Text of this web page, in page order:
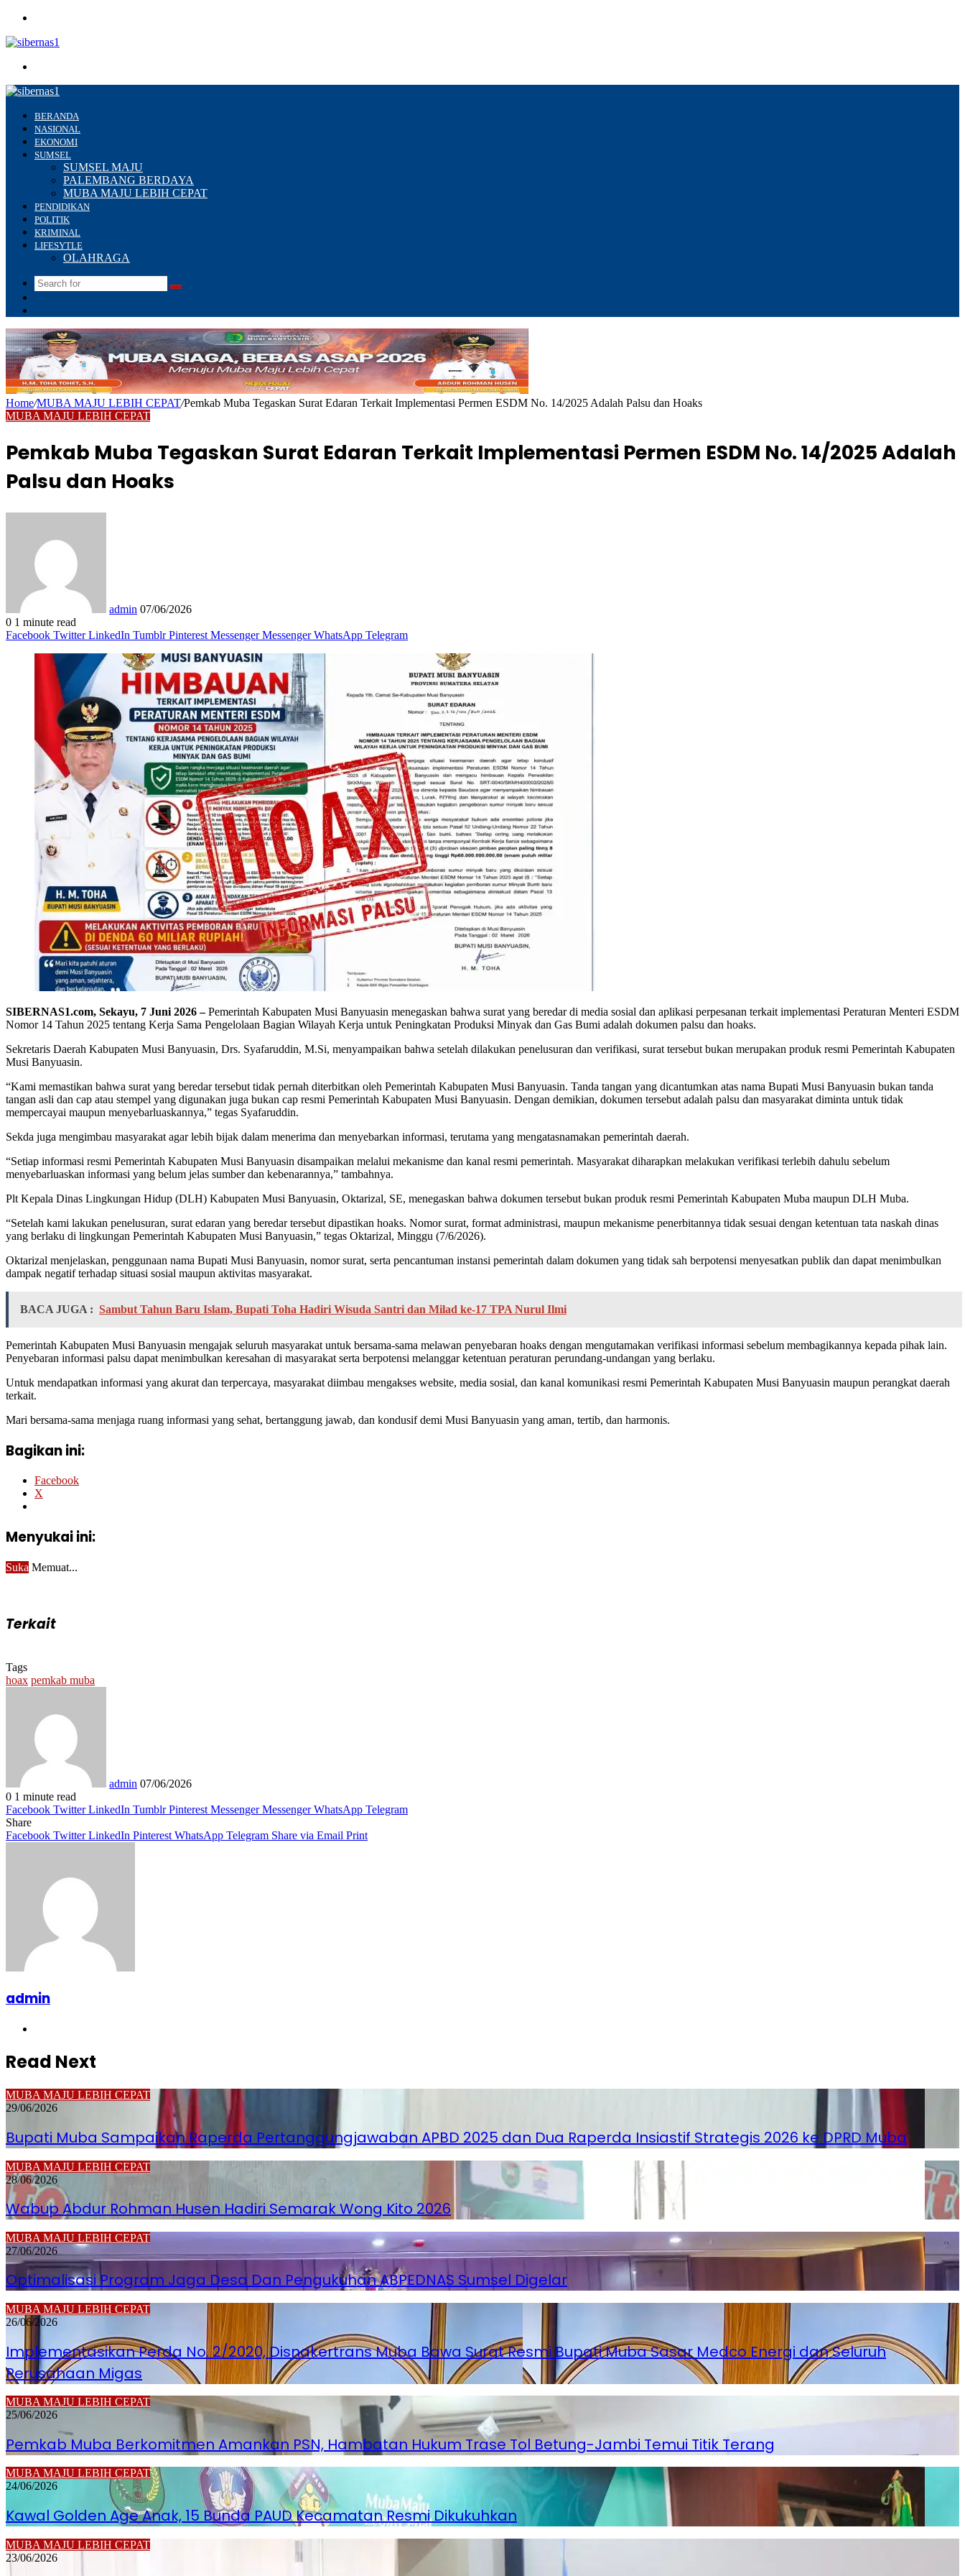
BERANDA
NASIONAL
EKONOMI
SUMSEL
SUMSEL MAJU
PALEMBANG BERDAYA
MUBA MAJU LEBIH CEPAT
PENDIDIKAN
POLITIK
KRIMINAL
LIFESYTLE
OLAHRAGA
Search
Home/MUBA MAJU LEBIH CEPAT/Pemkab Muba Tegaskan Surat Edaran Terkait Implementasi Permen ESDM No. 14/2025 Adalah Palsu dan Hoaks
MUBA MAJU LEBIH CEPAT
Pemkab Muba Tegaskan Surat Edaran Terkait Implementasi Permen ESDM No. 14/2025 Adalah
Palsu dan Hoaks
admin 07/06/2026
0 1 minute read
Facebook Twitter LinkedIn Tumblr Pinterest Messenger Messenger WhatsApp Telegram
SIBERNAS1.com, Sekayu, 7 Juni 2026 –Pemerintah Kabupaten Musi Banyuasin menegaskan bahwa surat yang beredar di media sosial dan aplikasi perpesanan terkait implementasi Peraturan Menteri ESDM
Nomor 14 Tahun 2025 tentang Kerja Sama Pengelolaan Bagian Wilayah Kerja untuk Peningkatan Produksi Minyak dan Gas Bumi adalah dokumen palsu dan hoaks.
Sekretaris Daerah Kabupaten Musi Banyuasin, Drs. Syafaruddin, M.Si, menyampaikan bahwa setelah dilakukan penelusuran dan verifikasi, surat tersebut bukan merupakan produk resmi Pemerintah Kabupaten
Musi Banyuasin.
“Kami memastikan bahwa surat yang beredar tersebut tidak pernah diterbitkan oleh Pemerintah Kabupaten Musi Banyuasin. Tanda tangan yang dicantumkan atas nama Bupati Musi Banyuasin bukan tanda
tangan asli dan cap atau stempel yang digunakan juga bukan cap resmi Pemerintah Kabupaten Musi Banyuasin. Dengan demikian, dokumen tersebut adalah palsu dan masyarakat diminta untuk tidak
mempercayai maupun menyebarluaskannya,” tegas Syafaruddin.
Sekda juga mengimbau masyarakat agar lebih bijak dalam menerima dan menyebarkan informasi, terutama yang mengatasnamakan pemerintah daerah.
“Setiap informasi resmi Pemerintah Kabupaten Musi Banyuasin disampaikan melalui mekanisme dan kanal resmi pemerintah. Masyarakat diharapkan melakukan verifikasi terlebih dahulu sebelum
menyebarluaskan informasi yang belum jelas sumber dan kebenarannya,” tambahnya.
Plt Kepala Dinas Lingkungan Hidup (DLH) Kabupaten Musi Banyuasin, Oktarizal, SE, menegaskan bahwa dokumen tersebut bukan produk resmi Pemerintah Kabupaten Muba maupun DLH Muba.
“Setelah kami lakukan penelusuran, surat edaran yang beredar tersebut dipastikan hoaks. Nomor surat, format administrasi, maupun mekanisme penerbitannya tidak sesuai dengan ketentuan tata naskah dinas
yang berlaku di lingkungan Pemerintah Kabupaten Musi Banyuasin,” tegas Oktarizal, Minggu (7/6/2026).
Oktarizal menjelaskan, penggunaan nama Bupati Musi Banyuasin, nomor surat, serta pencantuman instansi pemerintah dalam dokumen yang tidak sah berpotensi menyesatkan publik dan dapat menimbulkan
dampak negatif terhadap situasi sosial maupun aktivitas masyarakat.
BACA JUGA : Sambut Tahun Baru Islam, Bupati Toha Hadiri Wisuda Santri dan Milad ke-17 TPA Nurul Ilmi
Pemerintah Kabupaten Musi Banyuasin mengajak seluruh masyarakat untuk bersama-sama melawan penyebaran hoaks dengan mengutamakan verifikasi informasi sebelum membagikannya kepada pihak lain.
Penyebaran informasi palsu dapat menimbulkan keresahan di masyarakat serta berpotensi melanggar ketentuan peraturan perundang-undangan yang berlaku.
Untuk mendapatkan informasi yang akurat dan terpercaya, masyarakat diimbau mengakses website, media sosial, dan kanal komunikasi resmi Pemerintah Kabupaten Musi Banyuasin maupun perangkat daerah
terkait.
Mari bersama-sama menjaga ruang informasi yang sehat, bertanggung jawab, dan kondusif demi Musi Banyuasin yang aman, tertib, dan harmonis.
Bagikan ini:
Facebook
X
Menyukai ini:
Suka Memuat...
Terkait
Tags
hoax pemkab muba
admin 07/06/2026
0 1 minute read
Facebook Twitter LinkedIn Tumblr Pinterest Messenger Messenger WhatsApp Telegram
Share
Facebook Twitter LinkedIn Pinterest WhatsApp Telegram Share via Email Print
admin
Read Next
MUBA MAJU LEBIH CEPAT
29/06/2026
Bupati Muba Sampaikan Raperda Pertanggungjawaban APBD 2025 dan Dua Raperda Insiastif Strategis 2026 ke DPRD Muba
MUBA MAJU LEBIH CEPAT
28/06/2026
Wabup Abdur Rohman Husen Hadiri Semarak Wong Kito 2026
MUBA MAJU LEBIH CEPAT
27/06/2026
Optimalisasi Program Jaga Desa Dan Pengukuhan ABPEDNAS Sumsel Digelar
MUBA MAJU LEBIH CEPAT
26/06/2026
Implementasikan Perda No. 2/2020, Disnakertrans Muba Bawa Surat Resmi Bupati Muba Sasar Medco Energi dan Seluruh
Perusahaan Migas
MUBA MAJU LEBIH CEPAT
25/06/2026
Pemkab Muba Berkomitmen Amankan PSN, Hambatan Hukum Trase Tol Betung-Jambi Temui Titik Terang
MUBA MAJU LEBIH CEPAT
24/06/2026
Kawal Golden Age Anak, 15 Bunda PAUD Kecamatan Resmi Dikukuhkan
MUBA MAJU LEBIH CEPAT
23/06/2026